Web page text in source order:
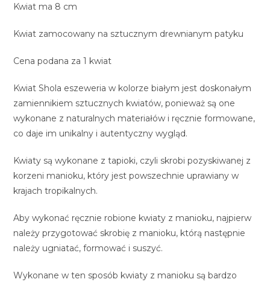
Kwiat ma 8 cm
Kwiat zamocowany na sztucznym drewnianym patyku
Cena podana za 1 kwiat
Kwiat Shola eszeweria w kolorze białym jest doskonałym
zamiennikiem sztucznych kwiatów, ponieważ są one
wykonane z naturalnych materiałów i ręcznie formowane,
co daje im unikalny i autentyczny wygląd.
Kwiaty są wykonane z tapioki, czyli skrobi pozyskiwanej z
korzeni manioku, który jest powszechnie uprawiany w
krajach tropikalnych.
Aby wykonać ręcznie robione kwiaty z manioku, najpierw
należy przygotować skrobię z manioku, którą następnie
należy ugniatać, formować i suszyć.
Wykonane w ten sposób kwiaty z manioku są bardzo